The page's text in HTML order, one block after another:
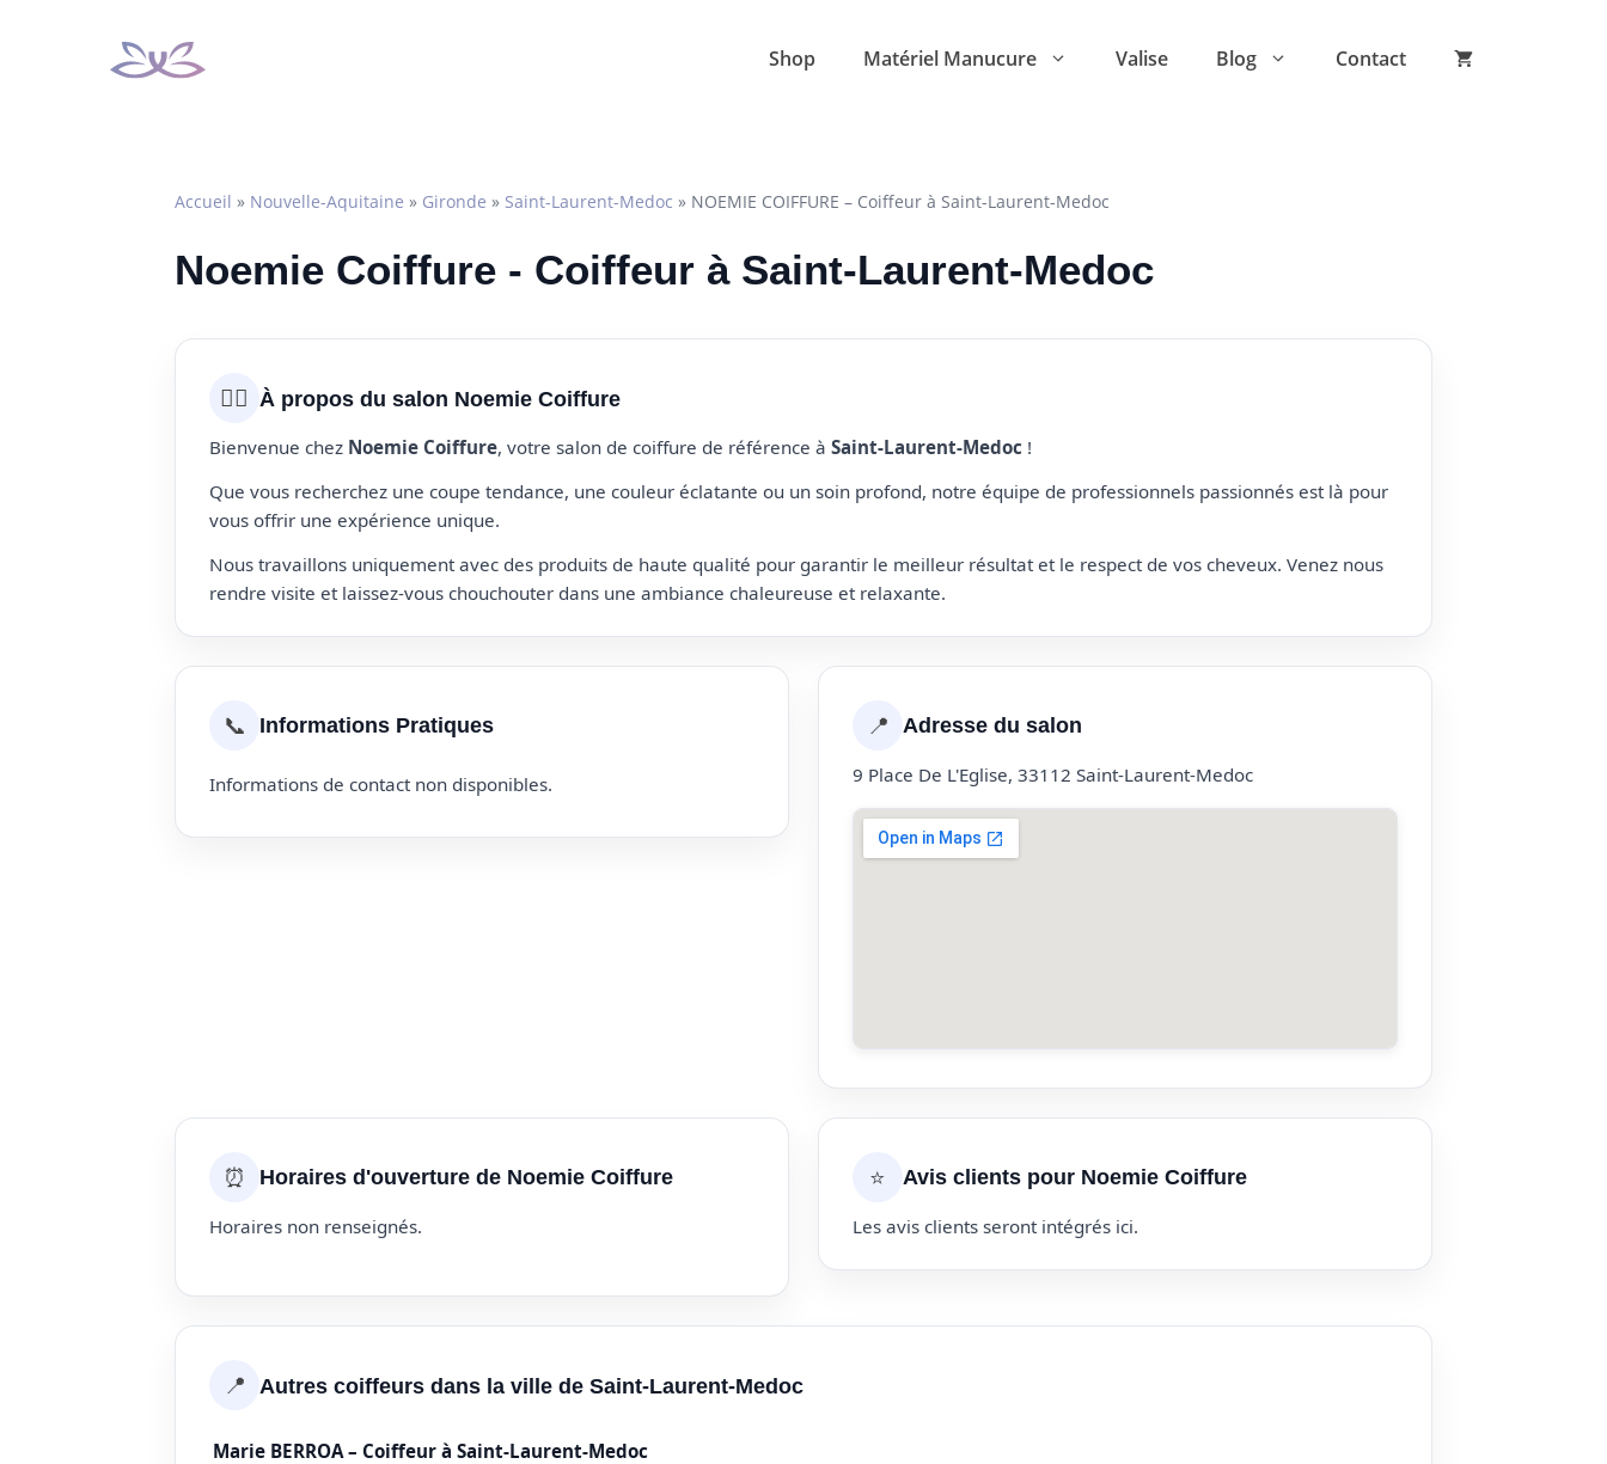
Shop Matériel Manucure Valise Blog Contact
Accueil » Nouvelle-Aquitaine » Gironde » Saint-Laurent-Medoc » NOEMIE COIFFURE – Coiffeur à Saint-Laurent-Medoc
Noemie Coiffure - Coiffeur à Saint-Laurent-Medoc
💇‍♀️ À propos du salon Noemie Coiffure
Bienvenue chez Noemie Coiffure, votre salon de coiffure de référence à Saint-Laurent-Medoc !
Que vous recherchez une coupe tendance, une couleur éclatante ou un soin profond, notre équipe de professionnels passionnés est là pour
vous offrir une expérience unique.
Nous travaillons uniquement avec des produits de haute qualité pour garantir le meilleur résultat et le respect de vos cheveux. Venez nous
rendre visite et laissez-vous chouchouter dans une ambiance chaleureuse et relaxante.
📞 Informations Pratiques
Informations de contact non disponibles.
📍 Adresse du salon
9 Place De L'Eglise, 33112 Saint-Laurent-Medoc
⏰ Horaires d'ouverture de Noemie Coiffure
Horaires non renseignés.
⭐ Avis clients pour Noemie Coiffure
Les avis clients seront intégrés ici.
📍 Autres coiffeurs dans la ville de Saint-Laurent-Medoc
Marie BERROA – Coiffeur à Saint-Laurent-Medoc